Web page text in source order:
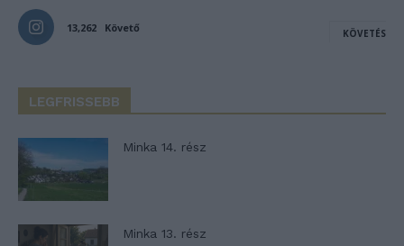
13,262 Követő KÖVETÉS
LEGFRISSEBB
Minka 14. rész
Minka 13. rész